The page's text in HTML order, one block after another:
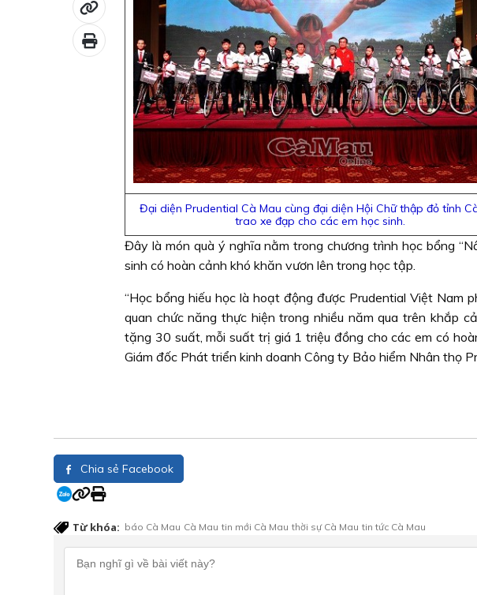
Đại diện Prudential Cà Mau cùng đại diện Hội Chữ thập đỏ tỉnh
trao xe đạp cho các em học sinh.
Đây là món quà ý nghĩa nằm trong chương trình học bổng
sinh có hoàn cảnh khó khăn vươn lên trong học tập.
“Học bổng hiếu học là hoạt động được Prudential Việt Nam
quan chức năng thực hiện trong nhiều năm qua trên khắp
tặng 30 suất, mỗi suất trị giá 1 triệu đồng cho các em có
Giám đốc Phát triển kinh doanh Công ty Bảo hiểm Nhân thọ
Chia sẻ Facebook
Từ khóa: báo Cà Mau Cà Mau tin mới Cà Mau thời sự Cà Mau tin tức Cà Mau